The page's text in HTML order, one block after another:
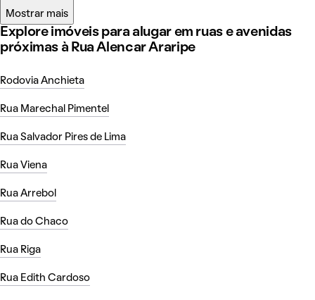
Mostrar mais
Explore imóveis para alugar em ruas e avenidas
próximas à Rua Alencar Araripe
Rodovia Anchieta
Rua Marechal Pimentel
Rua Salvador Pires de Lima
Rua Viena
Rua Arrebol
Rua do Chaco
Rua Riga
Rua Edith Cardoso